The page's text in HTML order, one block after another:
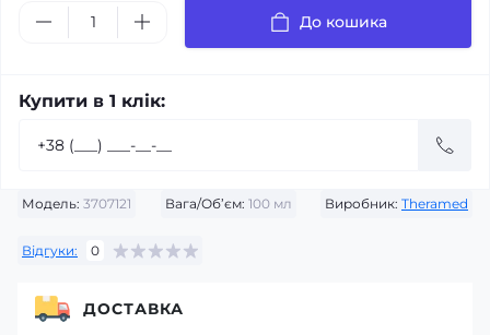
Модель: 3707121 Вага/Об’єм: 100 мл Виробник: Theramed
Відгуки: 0
До кошика
Купити в 1 клік:
ДОСТАВКА